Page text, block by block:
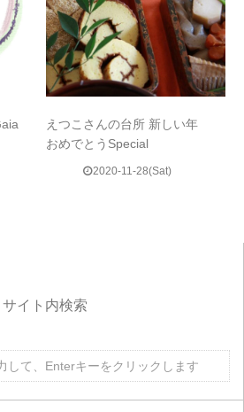
えつこさんの台所 新しい年
おめでとうSpecial
2020-11-28(Sat)
サイト内検索